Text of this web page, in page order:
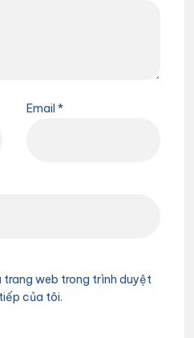
Email *
trang web trong trình duyệt
của tôi.